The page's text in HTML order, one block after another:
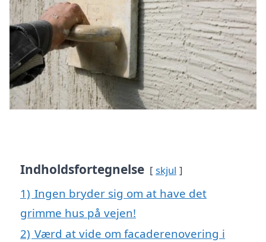
Indholdsfortegnelse skjul
1) Ingen bryder sig om at have det
grimme hus på vejen!
2) Værd at vide om facaderenovering i